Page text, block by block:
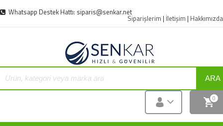
Whatsapp Destek Hattı: siparis@senkar.net
Siparişlerim | İletişim | Hakkımızda
ARA
0